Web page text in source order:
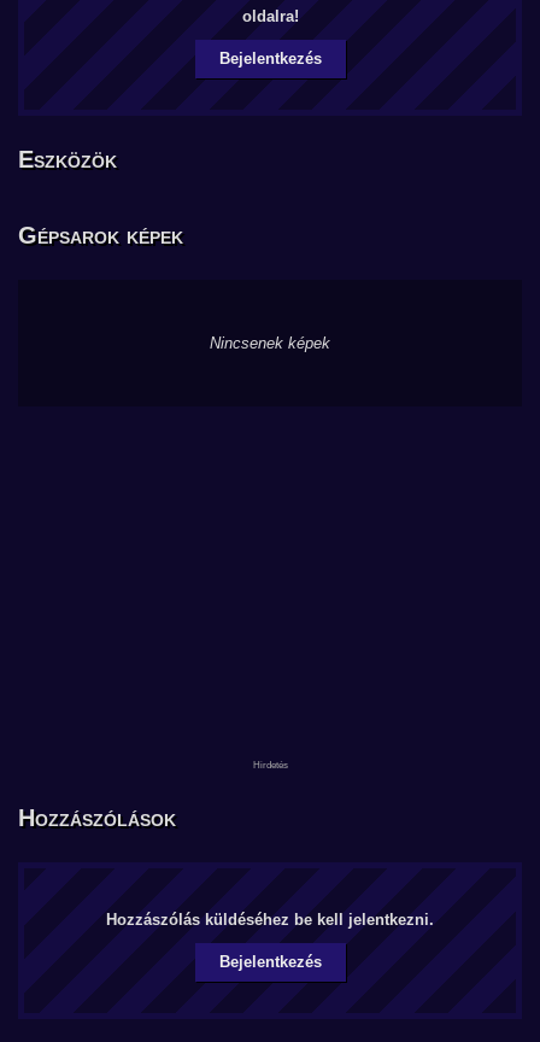
oldalra!
Bejelentkezés
Eszközök
Gépsarok képek
Nincsenek képek
Hozzászólások
Hozzászólás küldéséhez be kell jelentkezni.
Bejelentkezés